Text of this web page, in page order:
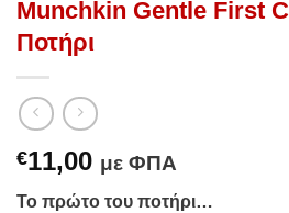
Munchkin Gentle First
Ποτήρι
€11,00 με ΦΠΑ
Το πρώτο του ποτήρι…